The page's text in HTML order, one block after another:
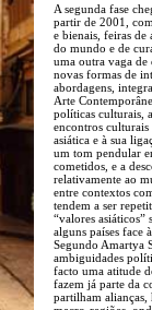
A segunda fase
partir de 2001,
e bienais, feiras de
do mundo e de
uma outra vaga de
novas formas de
abordagens,
Arte
políticas culturais,
encontros culturais
asiática e à sua
um tom pendular
cometidos, e a
relativamente ao
entre contextos
tendem a ser
“valores asiáticos”
alguns países face
Segundo Amartya
ambiguidades
facto uma atitude
fazem já parte da
partilham alianças,